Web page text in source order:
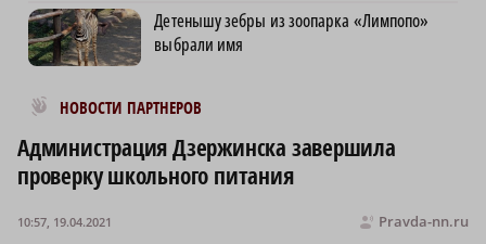
Детенышу зебры из зоопарка «Лимпопо»
выбрали имя
НОВОСТИ ПАРТНЕРОВ
Новости МирТесен
Администрация Дзержинска завершила
проверку школьного питания
Pravda-nn.ru
10:57, 19.04.2021